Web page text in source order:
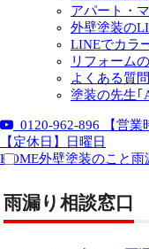
アパート・
外壁塗装の
LINEでカラ
リフォーム
よくある質問
塗装の先生｢
0120-962-896
【営
【定休日】日曜日
HOME外壁塗装のこと雨
雨漏り相談窓口